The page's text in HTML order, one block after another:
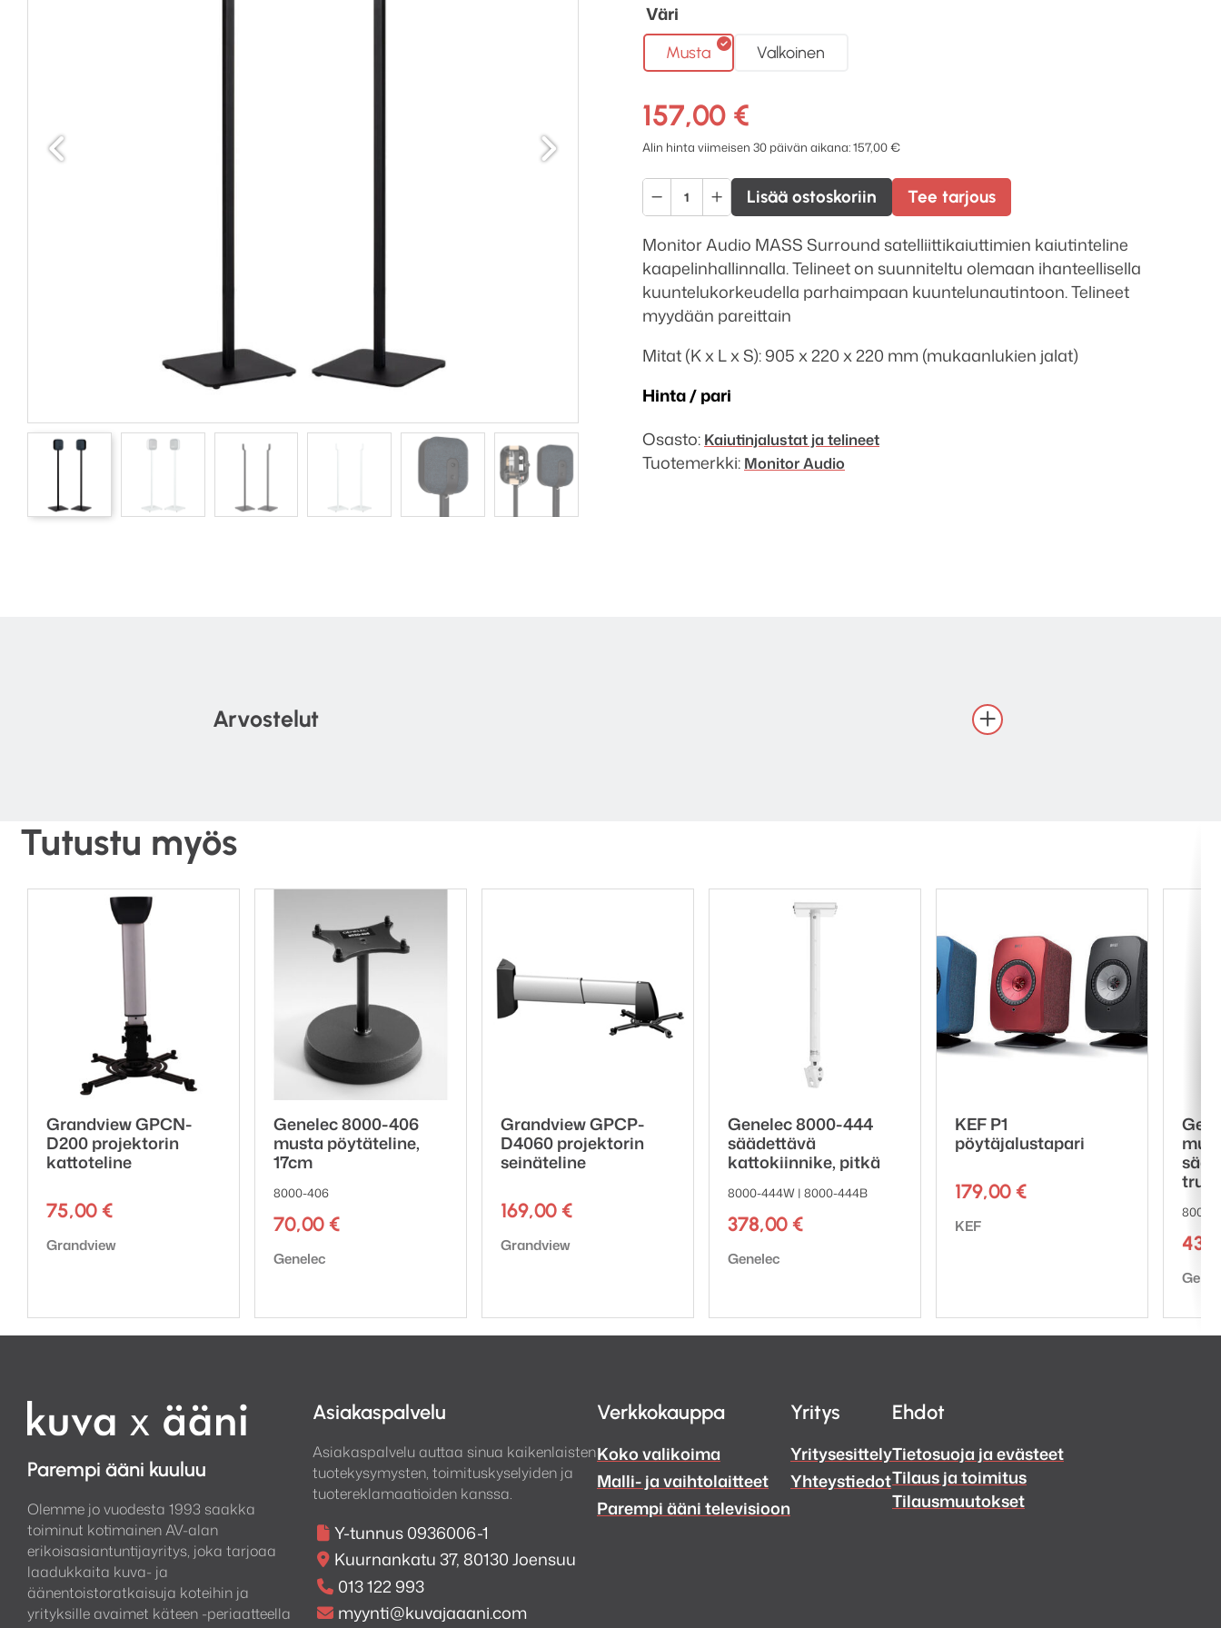
Väri
Musta Valkoinen
157,00 €
Alin hinta viimeisen 30 päivän aikana:157,00€
Monitor
Audio
Mass
kaiutinteline
määrä
Lisää ostoskoriin Tee tarjous
Monitor Audio MASS Surround satelliittikaiuttimien kaiutinteline
kaapelinhallinnalla. Telineet on suunniteltu olemaan ihanteellisella
kuuntelukorkeudella parhaimpaan kuuntelunautintoon. Telineet
myydään pareittain
Mitat (K x L x S): 905 x 220 x 220 mm (mukaanlukien jalat)
Hinta / pari
Osasto: Kaiutinjalustat ja telineet
Tuotemerkki: Monitor Audio
Arvostelut
Tutustu myös
Grandview GPCN-
D200 projektorin
kattoteline
75,00 €
Tuotemerkki:
Grandview
Genelec 8000-406
musta pöytäteline,
17cm
8000-406
70,00 €
Tuotemerkki:
Genelec
Grandview GPCP-
D4060 projektorin
seinäteline
169,00 €
Tuotemerkki:
Grandview
Genelec 8000-444
säädettävä
kattokiinnike, pitkä
8000-444W | 8000-444B
378,00 €
Tuotemerkki:
Genelec
KEF P1
pöytäjalustapari
179,00 €
Tuotemerkki:
KEF
8000-
Parempi ääni kuuluu
Olemme jo vuodesta 1993 saakka
toiminut kotimainen AV-alan
erikoisasiantuntijayritys, joka tarjoaa
laadukkaita kuva- ja
äänentoistoratkaisuja koteihin ja
yrityksille avaimet käteen -periaatteella
Asiakaspalvelu
Asiakaspalvelu auttaa sinua kaikenlaisten
tuotekysymysten, toimituskyselyiden ja
tuotereklamaatioiden kanssa.
Y-tunnus 0936006-1
Kuurnankatu 37, 80130 Joensuu
013 122 993
myynti@kuvajaaani.com
Verkkokauppa
Koko valikoima
Malli- ja vaihtolaitteet
Parempi ääni televisioon
Yritys
Yritysesittely
Yhteystiedot
Ehdot
Tietosuoja ja evästeet
Tilaus ja toimitus
Tilausmuutokset